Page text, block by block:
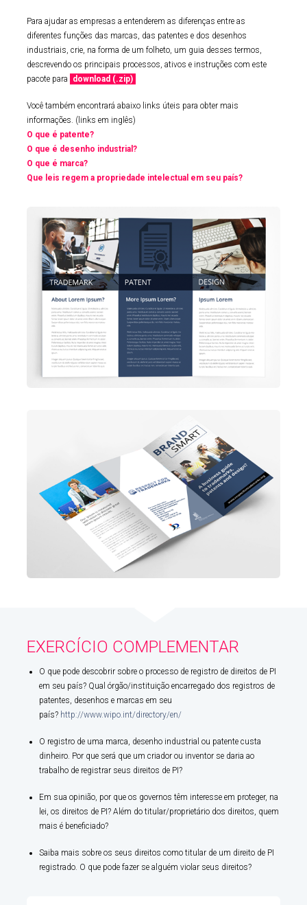
Para ajudar as empresas a entenderem as diferenças entre as
diferentes funções das marcas, das patentes e dos desenhos
industriais, crie, na forma de um folheto, um guia desses termos,
descrevendo os principais processos, ativos e instruções com este
pacote para
download (.zip)
Você também encontrará abaixo links úteis para obter mais
informações. (links em inglês)
O que é patente?
O que é desenho industrial?
O que é marca?
Que leis regem a propriedade intelectual em seu país?
EXERCÍCIO COMPLEMENTAR
O que pode descobrir sobre o processo de registro de direitos de PI
em seu país? Qual órgão/instituição encarregado dos registros de
patentes, desenhos e marcas em seu
país? http://www.wipo.int/directory/en/
O registro de uma marca, desenho industrial ou patente custa
dinheiro. Por que será que um criador ou inventor se daria ao
trabalho de registrar seus direitos de PI?
Em sua opinião, por que os governos têm interesse em proteger, na
lei, os direitos de PI? Além do titular/proprietário dos direitos, quem
mais é beneficiado?
Saiba mais sobre os seus direitos como titular de um direito de PI
registrado. O que pode fazer se alguém violar seus direitos?